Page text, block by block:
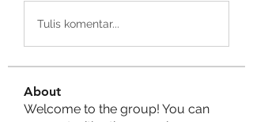
Tulis komentar...
About
Welcome to the group! You can